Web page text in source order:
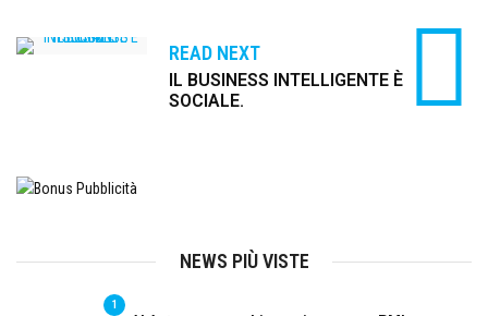
READ NEXT
IL BUSINESS INTELLIGENTE È
SOCIALE.
NEWS PIÙ VISTE
1